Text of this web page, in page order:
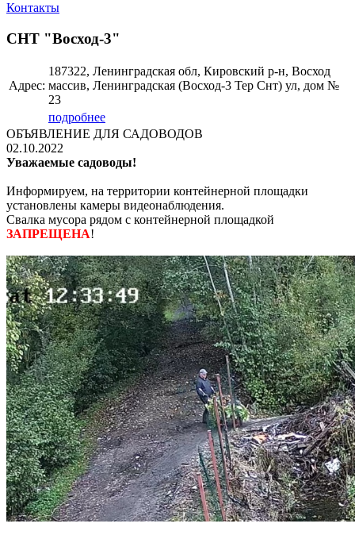
Контакты
СНТ "Восход-3"
Адрес:
187322, Ленинградская обл, Кировский р-н, Восход
массив, Ленинградская (Восход-3 Тер Снт) ул, дом №
23
подробнее
ОБЪЯВЛЕНИЕ ДЛЯ САДОВОДОВ
02.10.2022
Уважаемые садоводы!
Информируем, на территории контейнерной площадки
установлены камеры видеонаблюдения.
Свалка мусора рядом с контейнерной площадкой
ЗАПРЕЩЕНА!